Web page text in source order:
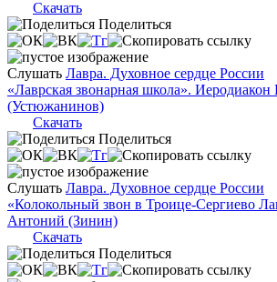
Скачать
Поделиться
Слушать Лавра. Духовное сердце России
«Лаврская звонарная школа». Иеродиакон
(Устюжанинов)
Скачать
Поделиться
Слушать Лавра. Духовное сердце России
«Колокольный звон в Троице-Сергиево
Антоний (Зинин)
Скачать
Поделиться